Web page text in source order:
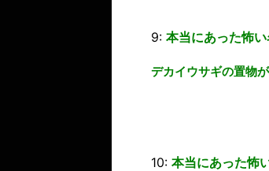
9: 本当にあった怖い
デカイウサギの置物
10: 本当にあった怖